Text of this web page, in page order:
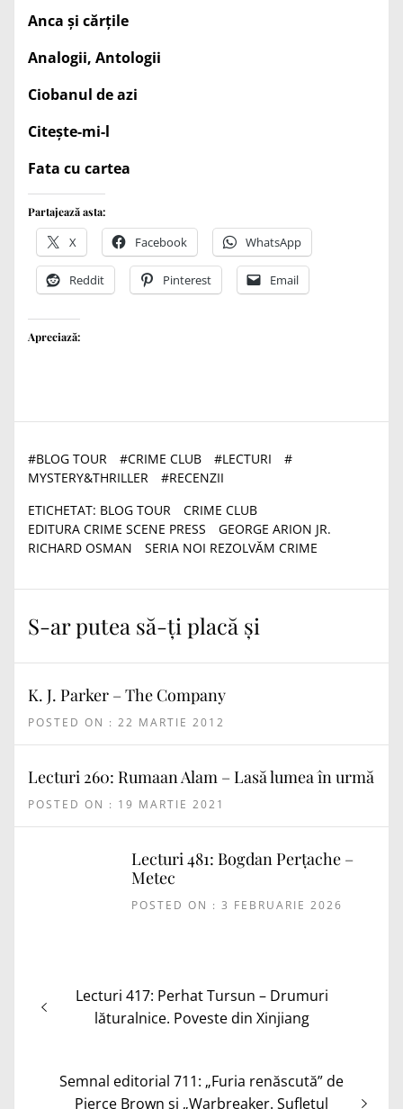
Anca și cărțile
Analogii, Antologii
Ciobanul de azi
Citește-mi-l
Fata cu cartea
Partajează asta:
X Facebook WhatsApp
Reddit Pinterest Email
Apreciază:
#BLOG TOUR #CRIME CLUB #LECTURI
#
MYSTERY&THRILLER
#RECENZII
ETICHETAT: BLOG TOUR
CRIME CLUB
EDITURA CRIME SCENE PRESS
GEORGE ARION JR.
RICHARD OSMAN
SERIA NOI REZOLVĂM CRIME
S-ar putea să-ți placă și
K. J. Parker – The Company
POSTED ON : 22 MARTIE 2012
Lecturi 260: Rumaan Alam – Lasă lumea în urmă
POSTED ON : 19 MARTIE 2021
Lecturi 481: Bogdan Perțache –
Metec
POSTED ON : 3 FEBRUARIE 2026
Navigare
în
Articolul
anterior:
Lecturi 417: Perhat Tursun – Drumuri
lăturalnice. Poveste din Xinjiang
Articolul
următor:
Semnal editorial 711: „Furia renăscută” de
Pierce Brown și „Warbreaker. Sufletul